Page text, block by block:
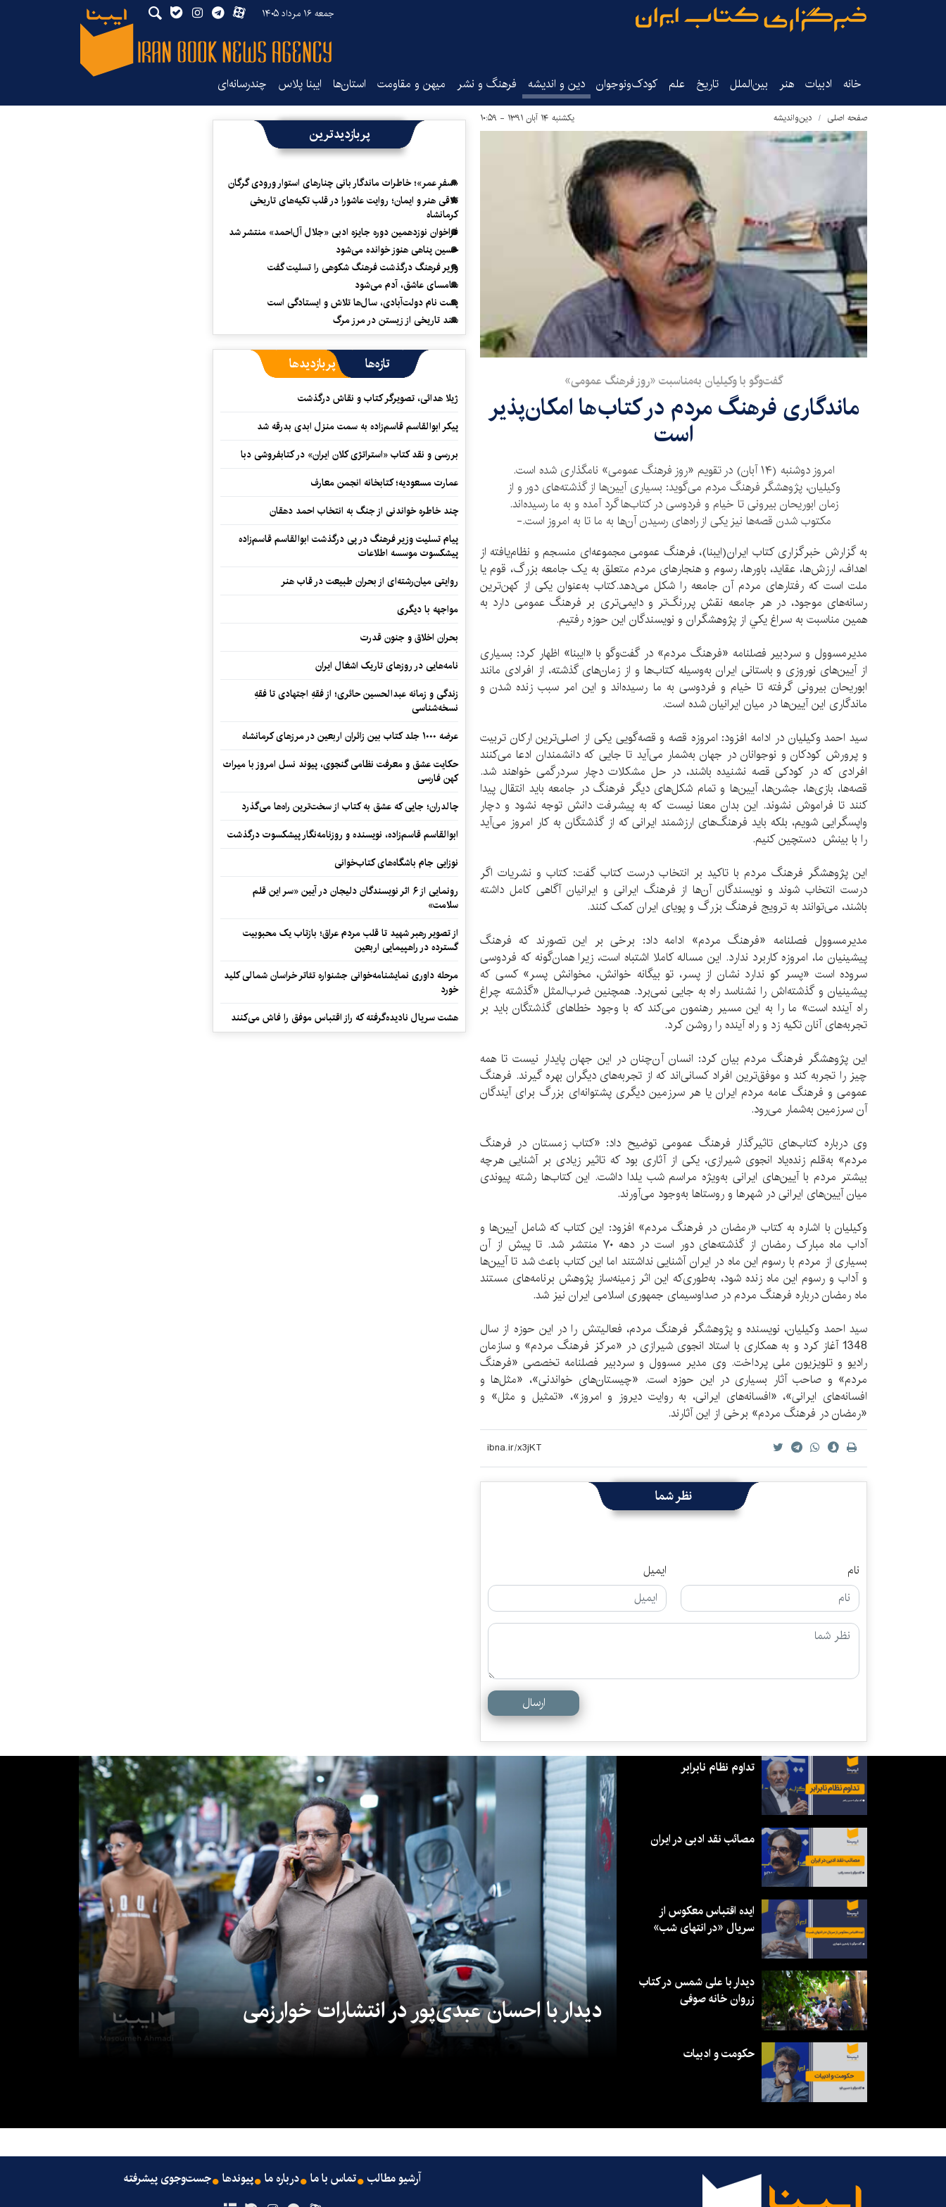
جمعه ۱۶ مرداد ۱۴۰۵
خانه ادبیات هنر بین‌الملل تاریخ‌ علم کودک‌ونوجوان دین و اندیشه فرهنگ و نشر میهن و مقاومت استان‌ها ایبنا پلاس چندرسانه‌ای
صفحه اصلی دین‌واندیشه یکشنبه ۱۴ آبان ۱۳۹۱ - ۱۰:۵۹
گفت‌وگو با وکیلیان به‌مناسبت «روز فرهنگ عمومی»
ماندگاری فرهنگ مردم در کتاب‌ها امکان‌پذیر
است
امروز دوشنبه (۱۴ آبان) در تقویم «روز فرهنگ عمومی» نامگذاری شده است.
وکیلیان، پژوهشگر فرهنگ مردم می‌گوید: بسیاری آیین‌ها از گذشته‌های دور و از
زمان ابوریحان بیرونی تا خیام و فردوسی در کتاب‌ها گرد آمده و به ما رسیده‌اند.
مکتوب شدن قصه‌ها نیز یکی از راه‌های رسیدن آن‌ها به ما تا به امروز است.-
به گزارش خبرگزاری کتاب ایران(ایبنا)، فرهنگ عمومی مجموعه‌ای منسجم و نظام‌یافته از
اهداف، ارزش‌ها، عقاید، باورها، رسوم و هنجارهای مردم متعلق به یک جامعه بزرگ، قوم یا
ملت است که رفتارهای مردم آن جامعه را شکل می‌دهد.کتاب به‌عنوان یکی از کهن‌ترین
رسانه‌های موجود، در هر جامعه نقش پررنگ‌تر و دایمی‌تری بر فرهنگ عمومی دارد به
همين مناسبت به سراغ يكي از پژوهشگران و نويسندگان اين حوزه رفتيم.
مدیرمسوول و سردبیر فصلنامه «فرهنگ مردم» در گفت‌وگو با «ایبنا» اظهار کرد: بسیاری
از آیین‌های نوروزی و باستانی ایران به‌وسیله کتاب‌ها و از زمان‌های گذشته، از افرادی مانند
ابوریحان بیرونی گرفته تا خیام و فردوسی به ما رسیده‌اند و این امر سبب زنده شدن و
ماندگاری این آیین‌ها در میان ایرانیان شده است.
سید احمد وکیلیان در ادامه افزود: امروزه قصه و قصه‌گویی یکی از اصلی‌ترین ارکان تربیت
و پرورش کودکان و نوجوانان در جهان به‌شمار می‌آید تا جایی که دانشمندان ادعا می‌کنند
افرادی که در کودکی قصه نشنیده باشند، در حل مشکلات دچار سردرگمی خواهند شد.
قصه‌ها، بازی‌ها، جشن‌ها، آیین‌ها و تمام شکل‌های دیگر فرهنگ در جامعه باید انتقال پیدا
کنند تا فراموش نشوند. این بدان معنا نیست که به پیشرفت دانش توجه نشود و دچار
واپسگرایی شویم، بلکه باید فرهنگ‌های ارزشمند ایرانی که از گذشتگان به کار امروز می‌آید
را با بینش دستچین کنیم.
این پژوهشگر فرهنگ مردم با تاکید بر انتخاب درست کتاب گفت: کتاب و نشریات اگر
درست انتخاب شوند و نویسندگان آن‌ها از فرهنگ ایرانی و ایرانیان آگاهی کامل داشته
باشند، می‌توانند به ترویج فرهنگ بزرگ و پویای ایران کمک کنند.
مدیرمسوول فصلنامه «فرهنگ مردم» ادامه داد: برخی بر این تصورند که فرهنگ
پیشینیان ما، امروزه کاربرد ندارد. این مساله کاملا اشتباه است، زیرا همان‌گونه که فردوسی
سروده است «پسر کو ندارد نشان از پسر، تو بیگانه خوانش، مخوانش پسر» کسی که
پیشینیان و گذشته‌اش را نشناسد راه به جایی نمی‌برد. همچنین ضرب‌المثل «گذشته چراغ
راه آینده است» ما را به این مسیر رهنمون می‌کند که با وجود خطاهای گذشتگان باید بر
تجربه‌های آنان تکیه زد و راه آینده را روشن کرد.
این پژوهشگر فرهنگ مردم بیان کرد: انسان آن‌چنان در این جهان پایدار نیست تا همه
چیز را تجربه کند و موفق‌ترین افراد کسانی‌اند که از تجربه‌های دیگران بهره گیرند. فرهنگ
عمومی و فرهنگ عامه مردم ایران یا هر سرزمین دیگری پشتوانه‌ای بزرگ برای آیندگان
آن سرزمین به‌شمار می‌رود.
وی درباره کتاب‌های تاثیرگذار فرهنگ عمومی توضیح داد: «کتاب زمستان در فرهنگ
مردم» به‌قلم زنده‌یاد انجوی شیرازی، یکی از آثاری بود که تاثیر زیادی بر آشنایی هرچه
بیشتر مردم با آیین‌های ایرانی به‌ویژه مراسم شب یلدا داشت. این کتاب‌ها رشته پیوندی
میان آیین‌های ایرانی در شهرها و روستاها به‌وجود می‌آورند.
وکیلیان با اشاره به کتاب «رمضان در فرهنگ مردم» افزود: این کتاب که شامل آیین‌ها و
آداب ماه مبارک رمضان از گذشته‌های دور است در دهه ۷۰ منتشر شد. تا پیش از آن
بسیاری از مردم با رسوم این ماه در ایران آشنایی نداشتند اما این کتاب باعث شد تا آیین‌ها
و آداب و رسوم این ماه زنده شود، به‌طوری‌که این اثر زمینه‌ساز پژوهش برنامه‌های مستند
ماه رمضان درباره فرهنگ مردم در صداوسیمای جمهوری اسلامی ایران نیز شد.
سید احمد وکیلیان، نویسنده و پژوهشگر فرهنگ مردم، فعالیتش را در این حوزه از سال
1348 آغاز کرد و به همکاری با استاد انجوی شیرازی در «مرکز فرهنگ مردم» و سازمان
رادیو و تلویزیون ملی پرداخت. وی مدیر مسوول و سردبیر فصلنامه تخصصی «فرهنگ
مردم» و صاحب آثار بسیاری در این حوزه است. «چیستان‌های خواندنی»، «مثل‌ها و
افسانه‌های ایرانی»، «افسانه‌های ایرانی، به روایت دیروز و امروز»، «تمثیل و مثل» و
«رمضان در فرهنگ مردم» برخی از این آثارند.
نظر شما
نام ایمیل
ارسال
پربازدیدترین
«سفرِ عمر»؛ خاطرات ماندگار بانی چنارهای استوار ورودی گرگان
تلاقی هنر و ایمان؛ روایت عاشورا در قلب تکیه‌های تاریخی
کرمانشاه
فراخوان نوزدهمین دوره جایزه ادبی «جلال آل‌احمد» منتشر شد
حسین پناهی هنوز خوانده می‌شود
وزیر فرهنگ درگذشت فرهنگ شکوهی را تسلیت گفت
سامسای عاشق، آدم می‌شود
پشت نام دولت‌آبادی، سال‌ها تلاش و ایستادگی است
سند تاریخی از زیستن در مرز مرگ
تازه‌ها پربازدیدها
ژیلا هدائی، تصویرگر کتاب و نقاش درگذشت
پیکر ابوالقاسم قاسم‌زاده به سمت منزل ابدی بدرقه شد
بررسی و نقد کتاب «استراتژی کلان ایران» در کتابفروشی دبا
عمارت مسعودیه؛ کتابخانه انجمن معارف
چند خاطره خواندنی از جنگ به انتخاب احمد دهقان
پیام تسلیت وزیر فرهنگ در پی درگذشت ابوالقاسم قاسم‌زاده
پیشکسوت موسسه اطلاعات
روایتی میان‌رشته‌ای از بحران طبیعت در قاب هنر
مواجهه با دیگری
بحران اخلاق و جنون قدرت
نامه‌هایی در روزهای تاریک اشغال ایران
زندگی و زمانه عبدالحسین حائری؛ از فقهِ اجتهادی تا فقهِ
نسخه‌شناسی
عرضه ۱۰۰۰ جلد کتاب بین زائران اربعین در مرزهای کرمانشاه
حکایت عشق و معرفت نظامی گنجوی، پیوند نسل امروز با میراث
کهن فارسی
چالدران؛ جایی که عشق به کتاب از سخت‌ترین راه‌ها می‌گذرد
ابوالقاسم قاسم‌زاده، نویسنده و روزنامه‌نگار پیشکسوت درگذشت
نوزایی جام باشگاه‌های کتاب‌خوانی
رونمایی از ۶ اثر نویسندگان دلیجان در آیین «سر این قلم
سلامت»
از تصویر رهبر شهید تا قلب مردم عراق؛ بازتاب یک محبوبیت
گسترده در راهپیمایی اربعین
مرحله داوری نمایشنامه‌خوانی جشنواره تئاتر خراسان شمالی کلید
خورد
هشت سریال نادیده‌گرفته که راز اقتباس موفق را فاش می‌کنند
دیدار با احسان عبدی‌پور در انتشارات خوارزمی
تداوم نظام نابرابر
مصائب نقد ادبی در ایران
ایده اقتباس معکوس از
سریال «در انتهای شب»
دیدار با علی شمس در کتاب
زروان خانه صوفی
حکومت و ادبیات
آرشیو مطالب تماس با ما درباره ما پیوندها جست‌وجوی پیشرفته